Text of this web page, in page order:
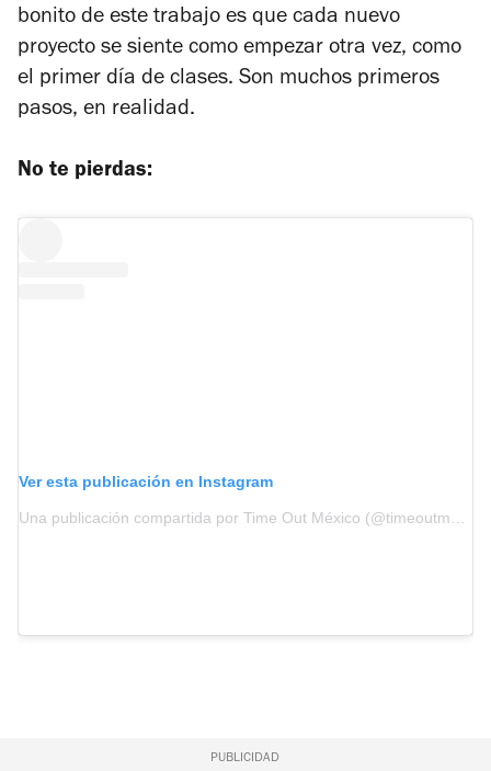
bonito de este trabajo es que cada nuevo
proyecto se siente como empezar otra vez, como
el primer día de clases. Son muchos primeros
pasos, en realidad.
No te pierdas:
Ver esta publicación en Instagram
PUBLICIDAD